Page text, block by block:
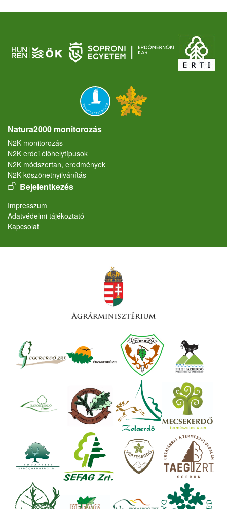
Natura2000 monitorozás
N2K monitorozás
N2K erdei élőhelytípusok
N2K módszertan, eredmények
N2K köszönetnyilvánítás
User account menu
Bejelentkezés
Lábléc
Impresszum
Adatvédelmi tájékoztató
Kapcsolat